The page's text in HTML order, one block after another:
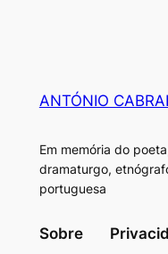
ANTÓNIO
Em memória do
dramaturgo,
portuguesa
Sobre